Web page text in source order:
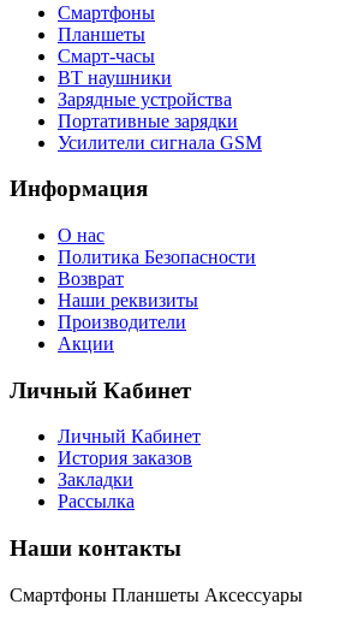
Смартфоны
Планшеты
Смарт-часы
BT наушники
Зарядные устройства
Портативные зарядки
Усилители сигнала GSM
Информация
О нас
Политика Безопасности
Возврат
Наши реквизиты
Производители
Акции
Личный Кабинет
Личный Кабинет
История заказов
Закладки
Рассылка
Наши контакты
Смартфоны Планшеты Аксессуары